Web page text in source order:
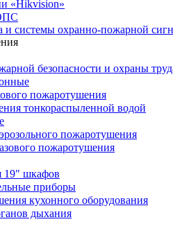
«Hikvision»
и системы охранно-пожарной
безопасности и охраны
пожаротушения
тонкораспыленной водой
пожаротушения
пожаротушения
19" шкафов
приборы
кухонного оборудования
дыхания